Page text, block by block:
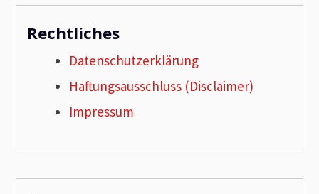
Rechtliches
Datenschutzerklärung
Haftungsausschluss (Disclaimer)
Impressum